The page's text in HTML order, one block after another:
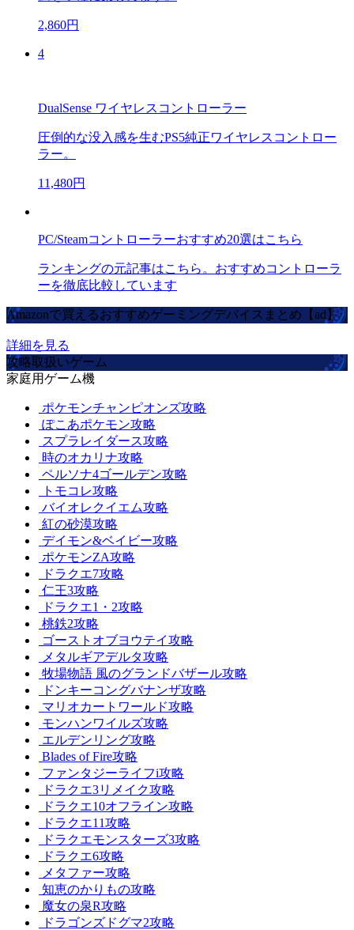
2,860円
4
DualSense ワイヤレスコントローラー
圧倒的な没入感を生むPS5純正ワイヤレスコントロー
ラー。
11,480円
PC/Steamコントローラーおすすめ20選はこちら
ランキングの元記事はこちら。おすすめコントローラ
ーを徹底比較しています
Amazonで買えるおすすめゲーミングデバイスまとめ【ad】
詳細を見る
攻略取扱いゲーム
家庭用ゲーム機
ポケモンチャンピオンズ攻略
ぽこあポケモン攻略
スプラレイダース攻略
時のオカリナ攻略
ペルソナ4ゴールデン攻略
トモコレ攻略
バイオレクイエム攻略
紅の砂漠攻略
デイモン&ベイビー攻略
ポケモンZA攻略
ドラクエ7攻略
仁王3攻略
ドラクエ1・2攻略
桃鉄2攻略
ゴーストオブヨウテイ攻略
メタルギアデルタ攻略
牧場物語 風のグランドバザール攻略
ドンキーコングバナンザ攻略
マリオカートワールド攻略
モンハンワイルズ攻略
エルデンリング攻略
Blades of Fire攻略
ファンタジーライフi攻略
ドラクエ3リメイク攻略
ドラクエ10オフライン攻略
ドラクエ11攻略
ドラクエモンスターズ3攻略
ドラクエ6攻略
メタファー攻略
知恵のかりもの攻略
魔女の泉R攻略
ドラゴンズドグマ2攻略